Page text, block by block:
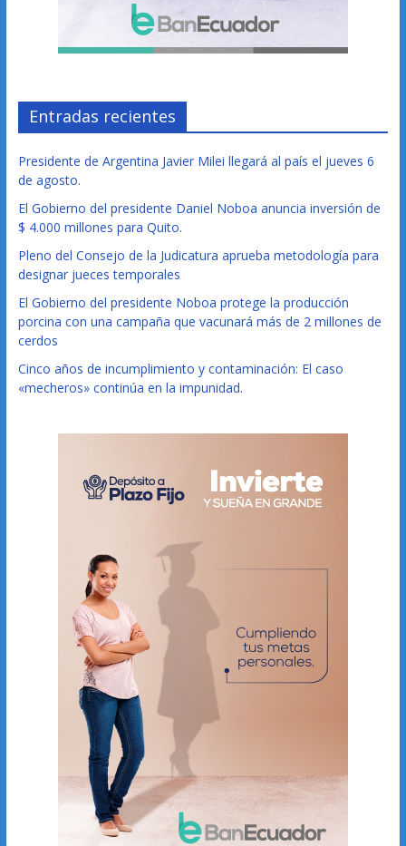
Entradas recientes
Presidente de Argentina Javier Milei llegará al país el jueves 6
de agosto.
El Gobierno del presidente Daniel Noboa anuncia inversión de
$ 4.000 millones para Quito.
Pleno del Consejo de la Judicatura aprueba metodología para
designar jueces temporales
El Gobierno del presidente Noboa protege la producción
porcina con una campaña que vacunará más de 2 millones de
cerdos
Cinco años de incumplimiento y contaminación: El caso
«mecheros» continúa en la impunidad.